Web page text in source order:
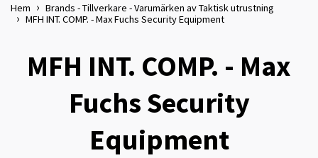
Hem
Brands - Tillverkare - Varumärken av Taktisk utrustning
MFH INT. COMP. - Max Fuchs Security Equipment
MFH INT. COMP. - Max
Fuchs Security
Equipment